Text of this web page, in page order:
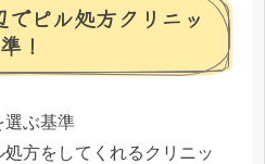
ピル処方クリニッ
！
方をしてくれるクリニッ